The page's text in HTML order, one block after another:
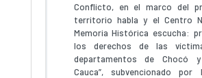
Conflicto, en el marco del
territorio habla y el Centro
Memoria Histórica escucha:
los derechos de las
departamentos de Chocó
Cauca”, subvencionado por